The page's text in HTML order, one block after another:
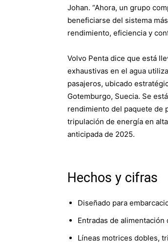
Johan. “Ahora, un grupo
beneficiarse del sistema
rendimiento, eficiencia y
Volvo Penta dice que está
exhaustivas en el agua
pasajeros, ubicado
Gotemburgo, Suecia. Se
rendimiento del paquete de
tripulación de energía en
anticipada de 2025.
Hechos y cifras
Diseñado para
Entradas de
Líneas motrices dobles,